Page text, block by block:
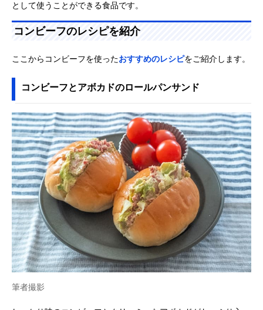
として使うことができる食品です。
コンビーフのレシピを紹介
ここからコンビーフを使ったおすすめのレシピをご紹介します。
コンビーフとアボカドのロールパンサンド
筆者撮影